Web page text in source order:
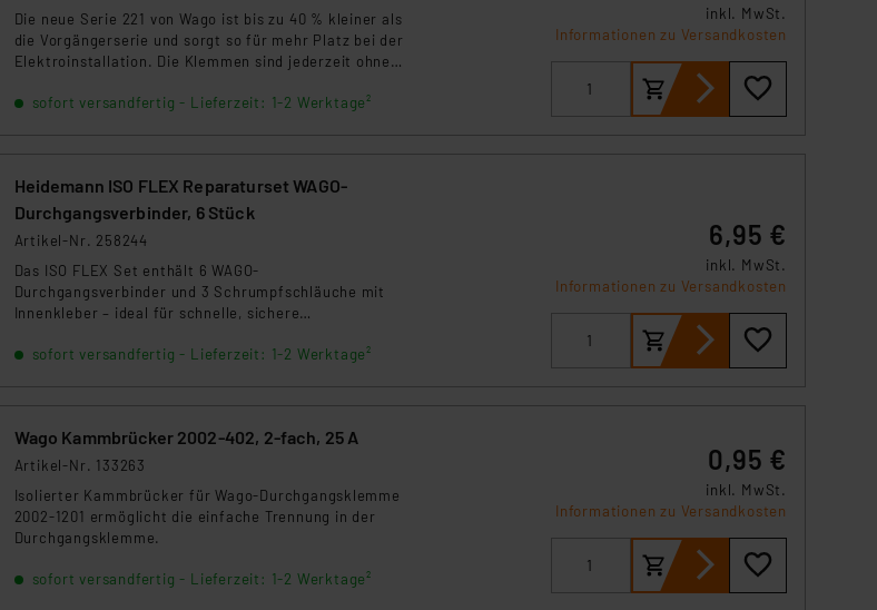
Die neue Serie 221 von Wago ist bis zu 40 % kleiner als
die Vorgängerserie und sorgt so für mehr Platz bei der
Elektroinstallation. Die Klemmen sind jederzeit ohne
sofort versandfertig - Lieferzeit: 1-2 Werktage²
inkl. MwSt.
Informationen zu Versandkosten
Heidemann ISO FLEX Reparaturset WAGO-
Durchgangsverbinder, 6 Stück
Artikel-Nr. 258244
Das ISO FLEX Set enthält 6 WAGO-
Durchgangsverbinder und 3 Schrumpfschläuche mit
Innenkleber – ideal für schnelle, sichere
mm²) und mehrdrähtige Leiter (1,5–4,0 mm²). Die 10 cm
Werkstatt und Industrie.
sofort versandfertig - Lieferzeit: 1-2 Werktage²
6,95 €
inkl. MwSt.
Informationen zu Versandkosten
Wago Kammbrücker 2002-402, 2-fach, 25 A
Artikel-Nr. 133263
Isolierter Kammbrücker für Wago-Durchgangsklemme
2002-1201 ermöglicht die einfache Trennung in der
Durchgangsklemme.
sofort versandfertig - Lieferzeit: 1-2 Werktage²
0,95 €
inkl. MwSt.
Informationen zu Versandkosten